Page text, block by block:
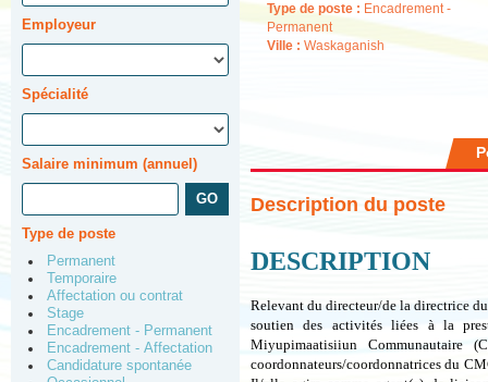
Employeur
Spécialité
Salaire minimum (annuel)
Type de poste
Permanent
Temporaire
Affectation ou contrat
Stage
Encadrement - Permanent
Encadrement - Affectation
Candidature spontanée
Type de poste : Encadrement -
Permanent
Ville : Waskaganish
Description du poste
DESCRIPTION
Relevant du directeur/de la directrice
soutien des activités liées à la
Miyupimaatisiiun
coordonnateurs/coordonnatrices du